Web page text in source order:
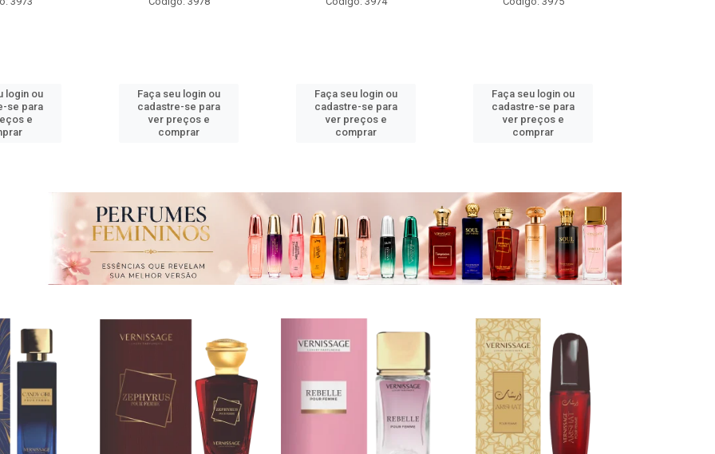
login ou
se para
e
Faça seu login ou
cadastre-se para
ver preços e
comprar
Faça seu login ou
cadastre-se para
ver preços e
comprar
Faça seu login ou
cadastre-se para
ver preços e
comprar